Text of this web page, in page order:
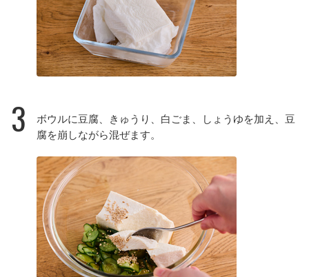
3
ボウルに豆腐、きゅうり、白ごま、しょうゆを加え、豆
腐を崩しながら混ぜます。